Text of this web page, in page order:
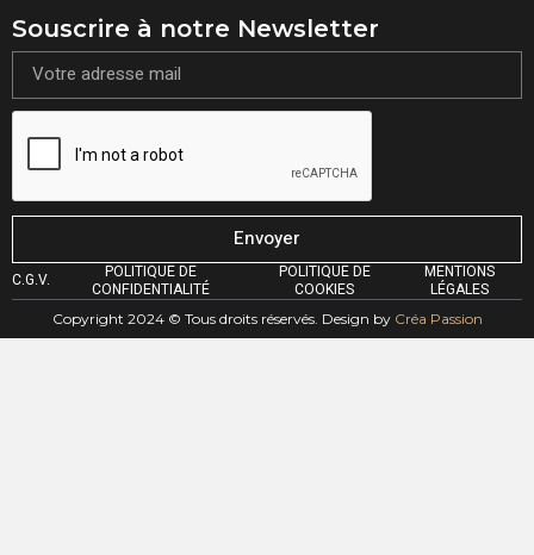
Souscrire à notre Newsletter
Envoyer
C.G.V.
POLITIQUE DE
CONFIDENTIALITÉ
POLITIQUE DE
COOKIES
MENTIONS
LÉGALES
Copyright 2024 © Tous droits réservés. Design by Créa Passion